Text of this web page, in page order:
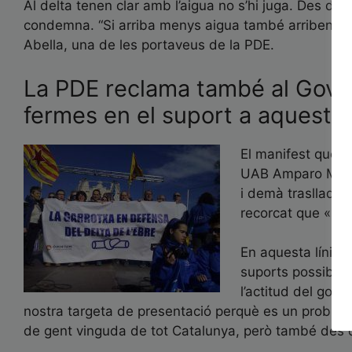
Al delta tenen clar amb l’aigua no s’hi juga. Des
condemna. “Si arriba menys aigua també arriben
Abella, una de les portaveus de la PDE.
La PDE reclama també al
fermes en el suport a aquesta
El manifest que
UAB Amparo
i demà
recorcat que
En aquesta línia,
suports
l’actitud del
nostra targeta de presentació perquè es un
de gent vinguda de tot Catalunya, però també des